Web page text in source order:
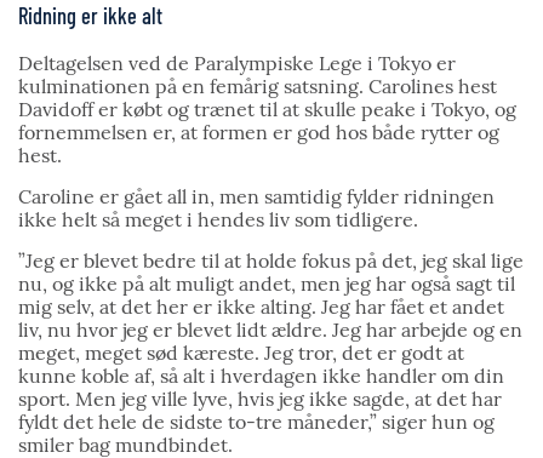
Ridning er ikke alt
Deltagelsen ved de Paralympiske Lege i Tokyo er
kulminationen på en femårig satsning. Carolines hest
Davidoff er købt og trænet til at skulle peake i Tokyo, og
fornemmelsen er, at formen er god hos både rytter og
hest.
Caroline er gået all in, men samtidig fylder ridningen
ikke helt så meget i hendes liv som tidligere.
”Jeg er blevet bedre til at holde fokus på det, jeg skal lige
nu, og ikke på alt muligt andet, men jeg har også sagt til
mig selv, at det her er ikke alting. Jeg har fået et andet
liv, nu hvor jeg er blevet lidt ældre. Jeg har arbejde og en
meget, meget sød kæreste. Jeg tror, det er godt at
kunne koble af, så alt i hverdagen ikke handler om din
sport. Men jeg ville lyve, hvis jeg ikke sagde, at det har
fyldt det hele de sidste to-tre måneder,” siger hun og
smiler bag mundbindet.